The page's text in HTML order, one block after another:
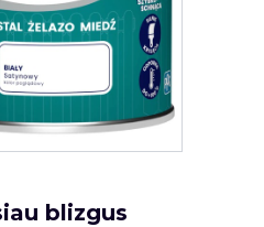
blizgus